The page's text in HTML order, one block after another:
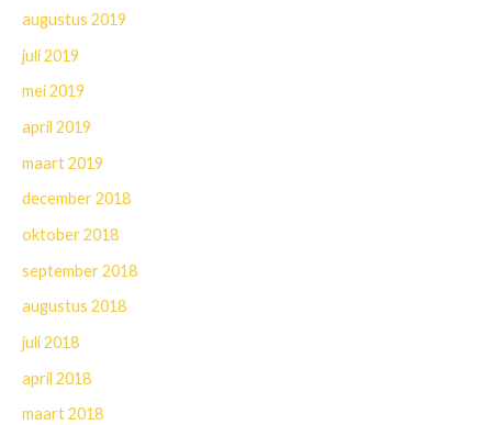
augustus 2019
juli 2019
mei 2019
april 2019
maart 2019
december 2018
oktober 2018
september 2018
augustus 2018
juli 2018
april 2018
maart 2018